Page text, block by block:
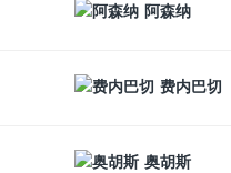
阿森纳
费内巴切
奥胡斯